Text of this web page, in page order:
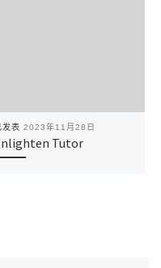
发表 2023年11月28日
Tutor